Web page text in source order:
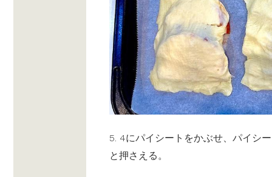
5. 4にパイシートをかぶせ、パイシ
と押さえる。